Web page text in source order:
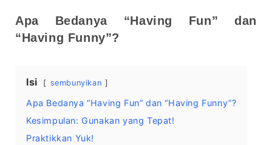
Apa Bedanya “Having Fun” dan
“Having Funny”?
Isi sembunyikan
Apa Bedanya “Having Fun” dan “Having Funny”?
Kesimpulan: Gunakan yang Tepat!
Praktikkan Yuk!